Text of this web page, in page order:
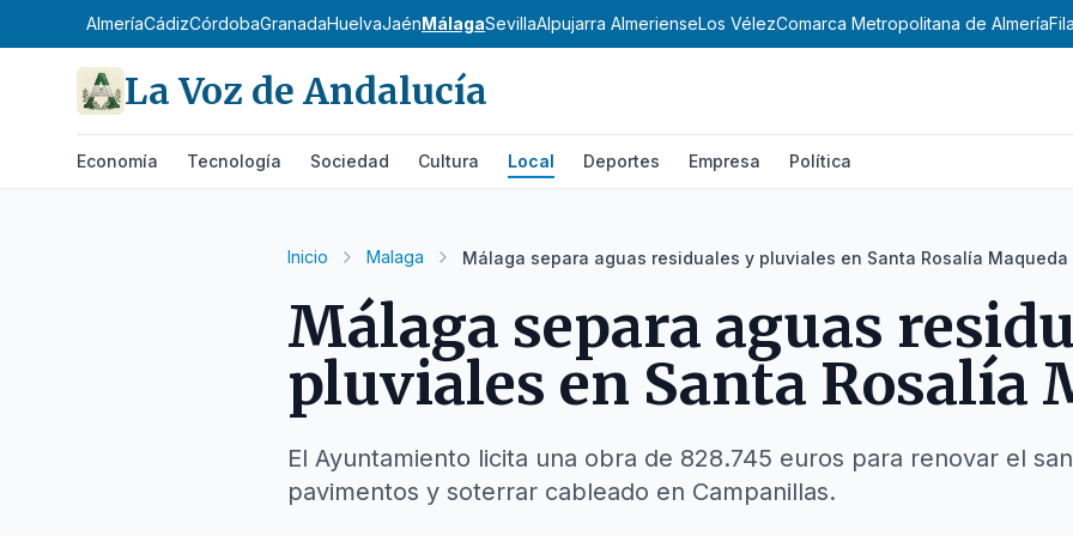
AlmeríaCádizCórdobaGranadaHuelvaJaénMálagaSevillaAlpujarra AlmerienseLos VélezComarca Metropolitana de Almería
La Voz de Andalucía
Economía Tecnología Sociedad Cultura Local Deportes Empresa Política
Inicio Malaga Málaga separa aguas residuales y pluviales en Santa Rosalía Maqueda
Málaga separa aguas
pluviales en Santa Rosalía
El Ayuntamiento licita una obra de 828.745 euros para renovar el
pavimentos y soterrar cableado en Campanillas.